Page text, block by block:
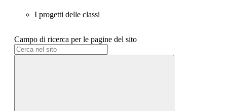
I progetti delle classi
Campo di ricerca per le pagine del sito